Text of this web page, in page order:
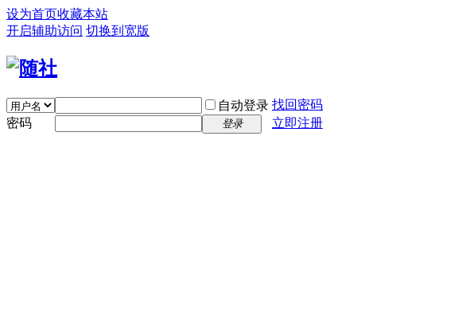
设为首页收藏本站
开启辅助访问 切换到宽版
自动登录 找回密码
密码
登录 立即注册